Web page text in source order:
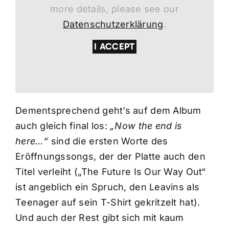
more details, please see our
Datenschutzerklärung.
I ACCEPT
Dementsprechend geht’s auf dem Album
auch gleich final los: „Now the end is
here…“ sind die ersten Worte des
Eröffnungssongs, der der Platte auch den
Titel verleiht („The Future Is Our Way Out“
ist angeblich ein Spruch, den Leavins als
Teenager auf sein T-Shirt gekritzelt hat).
Und auch der Rest gibt sich mit kaum